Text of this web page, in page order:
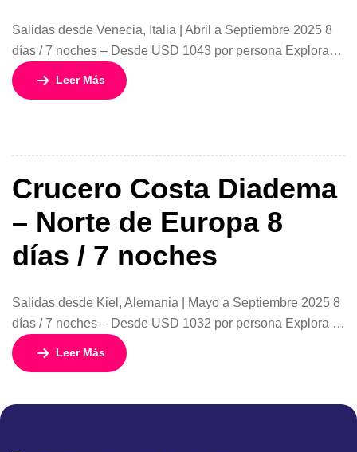
Salidas desde Venecia, Italia | Abril a Septiembre 2025 8
días / 7 noches – Desde USD 1043 por persona Explora
las maravillas del Mar Adriático a bordo del sofisticado
Costa Deliziosa, un barco que combina elegancia,
Leer Más
Crucero Costa Diadema
– Norte de Europa 8
días / 7 noches
Salidas desde Kiel, Alemania | Mayo a Septiembre 2025 8
días / 7 noches – Desde USD 1032 por persona Explora el
encanto del Norte de Europa navegando a bordo del Costa
Diadema, un crucero diseñado para ofrecerte una
históricas y costas impresionantes. Con salidas desde la
Leer Más